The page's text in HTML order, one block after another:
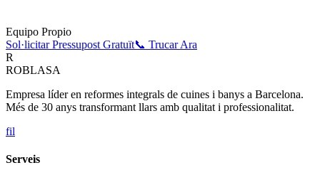
Equipo Propio
Sol·licitar Pressupost Gratuït📞 Trucar Ara
R
ROBLASA
Empresa líder en reformes integrals de cuines i banys a Barcelona.
Més de 30 anys transformant llars amb qualitat i professionalitat.
fil
Serveis